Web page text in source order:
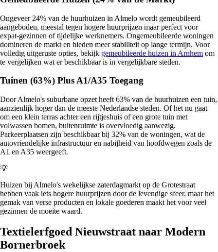
Ongeveer 24% van de huurhuizen in Almelo wordt gemeubileerd
aangeboden, meestal tegen hogere huurprijzen maar perfect voor
expat-gezinnen of tijdelijke werknemers. Ongemeubileerde woningen
domineren de markt en bieden meer stabiliteit op lange termijn. Voor
volledig uitgeruste opties, bekijk gemeubileerde huizen in Arnhem om
te vergelijken wat er beschikbaar is in vergelijkbare steden.
Tuinen (63%) Plus A1/A35 Toegang
Door Almelo's suburbane opzet heeft 63% van de huurhuizen een tuin,
aanzienlijk hoger dan de meeste Nederlandse steden. Of het nu gaat
om een klein terras achter een rijtjeshuis of een grote tuin met
volwassen bomen, buitenruimte is overvloedig aanwezig.
Parkeerplaatsen zijn beschikbaar bij 32% van de woningen, wat de
autovriendelijke infrastructuur en nabijheid van hoofdwegen zoals de
A1 en A35 weergeeft.
💡
Huizen bij Almelo's wekelijkse zaterdagmarkt op de Grotestraat
hebben vaak iets hogere huurprijzen door de levendige sfeer, maar het
gemak van verse producten en lokale goederen maakt het voor veel
gezinnen de moeite waard.
Textielerfgoed Nieuwstraat naar Modern
Bornerbroek